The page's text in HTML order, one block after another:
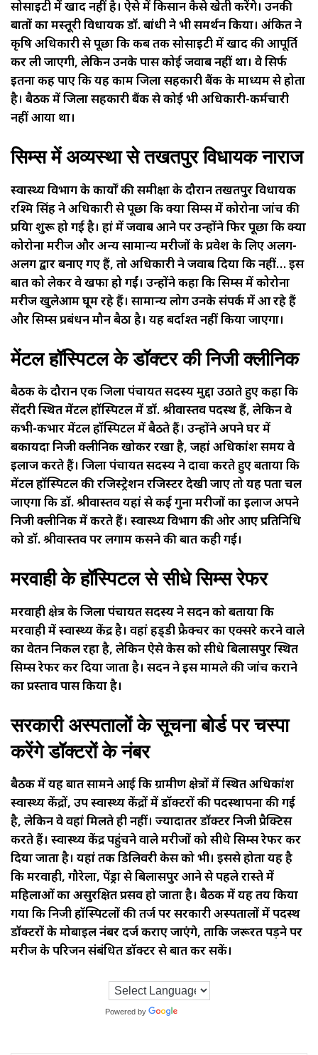
सोसाइटी में खाद नहीं है। ऐसे में किसान कैसे खेती करेंगे। उनकी
बातों का मस्तूरी विधायक डॉ. बांधी ने भी समर्थन किया। अंकित ने
कृषि अधिकारी से पूछा कि कब तक सोसाइटी में खाद की आपूर्ति
कर ली जाएगी, लेकिन उनके पास कोई जवाब नहीं था। वे सिर्फ
इतना कह पाए कि यह काम जिला सहकारी बैंक के माध्यम से होता
है। बैठक में जिला सहकारी बैंक से कोई भी अधिकारी-कर्मचारी
नहीं आया था।
सिम्स में अव्यस्था से तखतपुर विधायक नाराज
स्वास्थ्य विभाग के कार्यों की समीक्षा के दौरान तखतपुर विधायक
रश्मि सिंह ने अधिकारी से पूछा कि क्या सिम्स में कोरोना जांच की
प्रक्रिया शुरू हो गई है। हां में जवाब आने पर उन्होंने फिर पूछा कि क्या
कोरोना मरीज और अन्य सामान्य मरीजों के प्रवेश के लिए अलग-
अलग द्वार बनाए गए हैं, तो अधिकारी ने जवाब दिया कि नहीं… इस
बात को लेकर वे खफा हो गईं। उन्होंने कहा कि सिम्स में कोरोना
मरीज खुलेआम घूम रहे हैं। सामान्य लोग उनके संपर्क में आ रहे हैं
और सिम्स प्रबंधन मौन बैठा है। यह बर्दाश्त नहीं किया जाएगा।
मेंटल हॉस्पिटल के डॉक्टर की निजी क्लीनिक
बैठक के दौरान एक जिला पंचायत सदस्य मुद्दा उठाते हुए कहा कि
सेंदरी स्थित मेंटल हॉस्पिटल में डॉ. श्रीवास्तव पदस्थ हैं, लेकिन वे
कभी-कभार मेंटल हॉस्पिटल में बैठते हैं। उन्होंने अपने घर में
बकायदा निजी क्लीनिक खोकर रखा है, जहां अधिकांश समय वे
इलाज करते हैं। जिला पंचायत सदस्य ने दावा करते हुए बताया कि
मेंटल हॉस्पिटल की रजिस्ट्रेशन रजिस्टर देखी जाए तो यह पता चल
जाएगा कि डॉ. श्रीवास्तव यहां से कई गुना मरीजों का इलाज अपने
निजी क्लीनिक में करते हैं। स्वास्थ्य विभाग की ओर आए प्रतिनिधि
को डॉ. श्रीवास्तव पर लगाम कसने की बात कही गई।
मरवाही के हॉस्पिटल से सीधे सिम्स रेफर
मरवाही क्षेत्र के जिला पंचायत सदस्य ने सदन को बताया कि
मरवाही में स्वास्थ्य केंद्र है। वहां हड्‌डी फ्रैक्चर का एक्सरे करने वाले
का वेतन निकल रहा है, लेकिन ऐसे केस को सीधे बिलासपुर स्थित
सिम्स रेफर कर दिया जाता है। सदन ने इस मामले की जांच कराने
का प्रस्ताव पास किया है।
सरकारी अस्पतालों के सूचना बोर्ड पर चस्पा
करेंगे डॉक्टरों के नंबर
बैठक में यह बात सामने आई कि ग्रामीण क्षेत्रों में स्थित अधिकांश
स्वास्थ्य केंद्रों, उप स्वास्थ्य केंद्रों में डॉक्टरों की पदस्थापना की गई
है, लेकिन वे वहां मिलते ही नहीं। ज्यादातर डॉक्टर निजी प्रैक्टिस
करते हैं। स्वास्थ्य केंद्र पहुंचने वाले मरीजों को सीधे सिम्स रेफर कर
दिया जाता है। यहां तक डिलिवरी केस को भी। इससे होता यह है
कि मरवाही, गौरेला, पेंड्रा से बिलासपुर आने से पहले रास्ते में
महिलाओं का असुरक्षित प्रसव हो जाता है। बैठक में यह तय किया
गया कि निजी हॉस्पिटलों की तर्ज पर सरकारी अस्पतालों में पदस्थ
डॉक्टरों के मोबाइल नंबर दर्ज कराए जाएंगे, ताकि जरूरत पड़ने पर
मरीज के परिजन संबंधित डॉक्टर से बात कर सकें।
Powered by